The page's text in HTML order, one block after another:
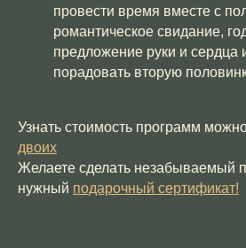
провести время вместе с
романтическое свидание,
предложение руки и сердца
порадовать вторую
Узнать стоимость программ
двоих
Желаете сделать незабываемый
нужный подарочный сертификат!